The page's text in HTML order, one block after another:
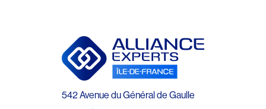
542 Avenue du Général de Gaulle